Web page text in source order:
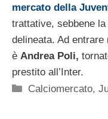
mercato della
trattative, sebbene
delineata. Ad
è Andrea Poli,
prestito all’Inter.
Categorie
Calciomercato,